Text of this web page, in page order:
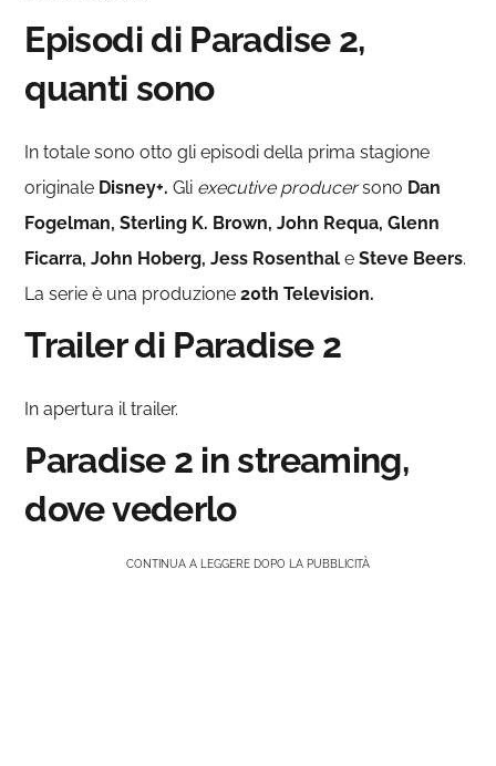
Episodi di Paradise 2,
quanti sono
In totale sono otto gli episodi della prima stagione
originale Disney+.Gli executive producersono Dan
Fogelman, Sterling K. Brown, John Requa, Glenn
Ficarra, John Hoberg, Jess Rosenthale Steve Beers.
La serie è una produzione20th Television.
Trailer di Paradise 2
In apertura il trailer.
Paradise 2 in streaming,
dove vederlo
CONTINUA A LEGGERE DOPO LA PUBBLICITÀ